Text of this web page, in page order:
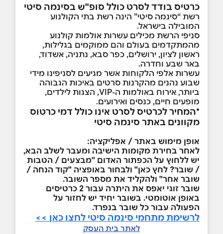
כרטיס בודד לסרט כולל סופ"ש בסינמה סיטי
רשת “סינמה סיטי” הינה רשת בתי הקולנוע
המובילה בישראל.
סניפי הרשת מכילים עשרות אולמות קולנוע
מהמתקדמים בעולם והם ממוקמים בגלילות,
ראשון לציון, ירושלים, כפר סבא, נתניה, אשדוד,
באר שבע וחדרה.
עשרות אלפי הלקוחות אשר מגיעים לסניפינו מידי
שבוע נהנים מהקרנות סרטים באיכות הגבוהה
ביותר, אירוח באולמות ה-VIP, הצגות לילדים,
מופעים חיים, כנסים ואירועים.
*המחיר לכרטיס לסרט אינו כולל דמי כרטוס
מקוונים באתר סינמה סיטי
אופן מימוש באתר / אפליקציה:
לאחר בחירת מקומות הישיבה ומעבר לשלב הבא,
יש ללחוץ על הכפתור האדום "מבצעים / הטבות
/ שובר? לחץ כאן" ולבחור באופציה "קוד הנחה /
שובר אחר" ולהקליד את מספר השובר.
שובר זוגי יאפס את היתרה עבור 2 כרטיסים
באופן אוטומטי. בשובר יחיד יש לחזור על
הפעולה עבור כל שובר בנפרד.
לרשימת מתחמי סינמה סיטי לחצו כאן >>
לאתר בית העסק